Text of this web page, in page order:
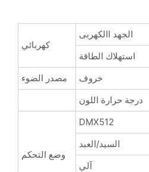
كهربائي
الجهد االكهربى
استهلاك الطاقة
مصدر الضوء
خروف
درجة حرارة اللون
وضع التحكم
DMX512
السيد/العبد
آلي